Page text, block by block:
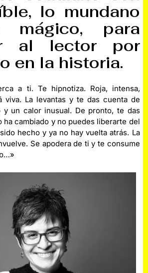
lo mundano
para
al lector por
en la historia.
a ti. Te hipnotiza. Roja, intensa,
viva. La levantas y te das cuenta de
y un calor inusual. De pronto, te das
ha cambiado y no puedes liberarte del
hecho y ya no hay vuelta atrás. La
Se apodera de ti y te consume